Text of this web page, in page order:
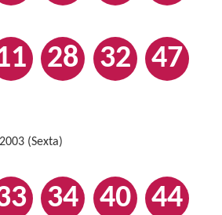
28 32 47
(Sexta)
34 40 44